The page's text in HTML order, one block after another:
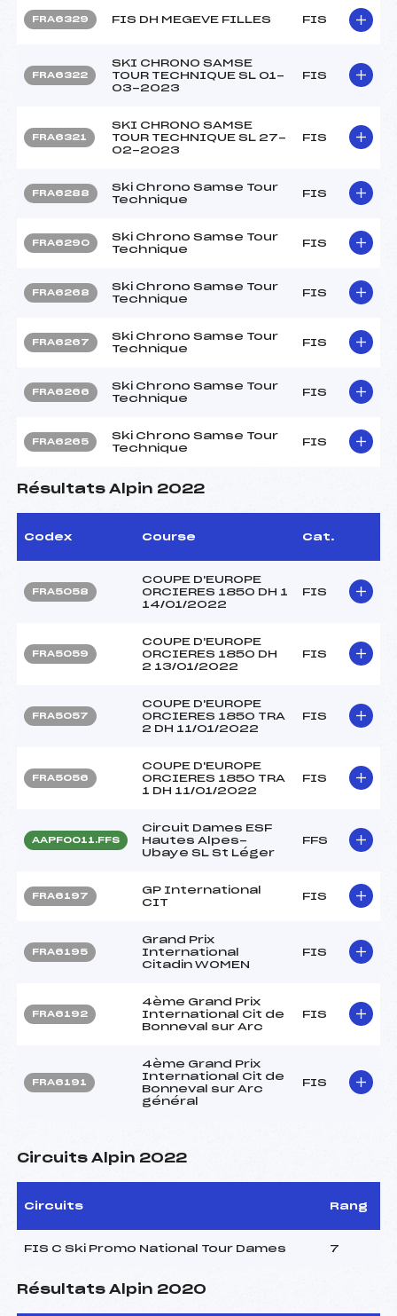
FRA6329 FIS DH MEGEVE FILLES FIS
FRA6322
SKI CHRONO SAMSE
TOUR TECHNIQUE SL 01-
03-2023
FIS
FRA6321
SKI CHRONO SAMSE
TOUR TECHNIQUE SL 27-
02-2023
FIS
FRA6288
Ski Chrono Samse Tour
Technique
FIS
FRA6290
Ski Chrono Samse Tour
Technique
FIS
FRA6268
Ski Chrono Samse Tour
Technique
FIS
FRA6267
Ski Chrono Samse Tour
Technique
FIS
FRA6266
Ski Chrono Samse Tour
Technique
FIS
FRA6265
Ski Chrono Samse Tour
Technique
FIS
Résultats Alpin 2022
Codex Course Cat.
FRA5058
COUPE D'EUROPE
ORCIERES 1850 DH 1
14/01/2022
FIS
FRA5059
COUPE D'EUROPE
ORCIERES 1850 DH
2 13/01/2022
FIS
FRA5057
COUPE D'EUROPE
ORCIERES 1850 TRA
2 DH 11/01/2022
FIS
FRA5056
COUPE D'EUROPE
ORCIERES 1850 TRA
1 DH 11/01/2022
FIS
AAPF0011.FFS
Circuit Dames ESF
Hautes Alpes-
Ubaye SL St Léger
FFS
FRA6197
GP International
CIT
FIS
FRA6195
Grand Prix
International
Citadin WOMEN
FIS
FRA6192
4ème Grand Prix
International Cit de
Bonneval sur Arc
FIS
FRA6191
4ème Grand Prix
International Cit de
Bonneval sur Arc
général
FIS
Circuits Alpin 2022
Circuits Rang
FIS C Ski Promo National Tour Dames 7
Résultats Alpin 2020